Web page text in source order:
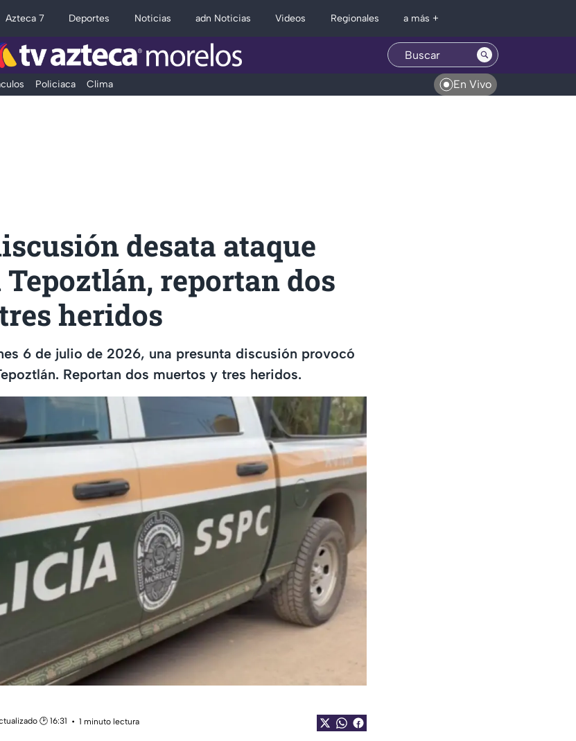
Azteca 7 Deportes Noticias adn Noticias Videos Regionales a más +
Policiaca Clima En Vivo
desata ataque
reportan dos
heridos
6 de julio de 2026, una presunta discusión provocó
Reportan dos muertos y tres heridos.
🕑 16:31
1 minuto lectura